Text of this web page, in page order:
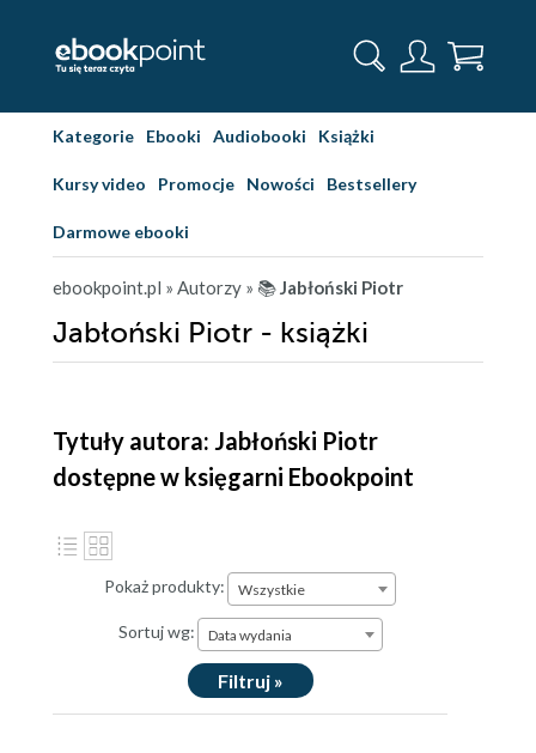
Kategorie Ebooki Audiobooki Książki
Kursy video Promocje Nowości Bestsellery
Darmowe ebooki
ebookpoint.pl » Autorzy » 📚Jabłoński Piotr
Jabłoński Piotr - książki
Tytuły autora: Jabłoński Piotr
dostępne w księgarni Ebookpoint
Pokaż produkty: Wszystkie
Sortuj wg: Data wydania
Filtruj »